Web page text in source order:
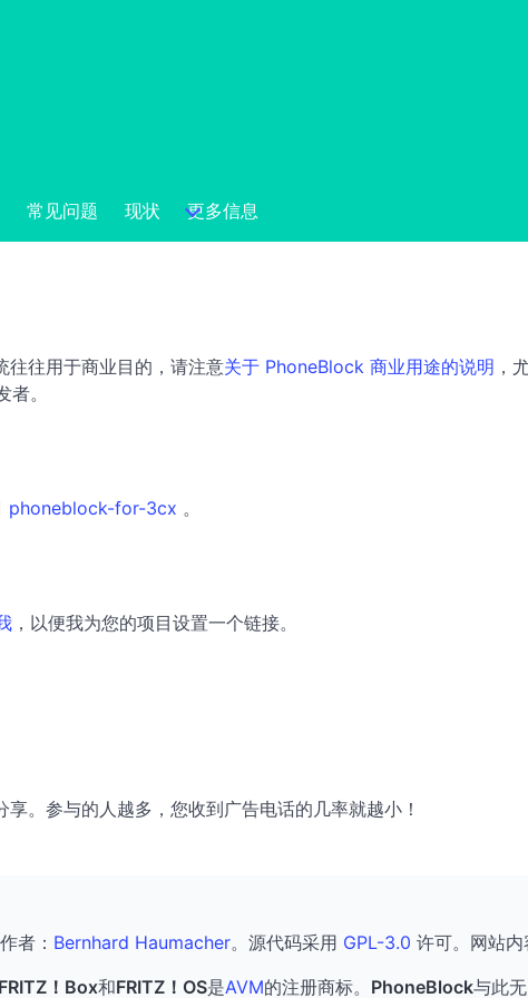
常见问题 现状 更多信息
往往用于商业目的，请注意关于 PhoneBlock 商业用途的说明 ，
。
phoneblock-for-3cx 。
，以便我为您的项目设置一个链接。
。参与的人越多，您收到广告电话的几率就越小！
者： Bernhard Haumacher。源代码采用 GPL-3.0 许可。网站内
FRITZ！Box和FRITZ！OS是AVM的注册商标。 PhoneBlock与此无